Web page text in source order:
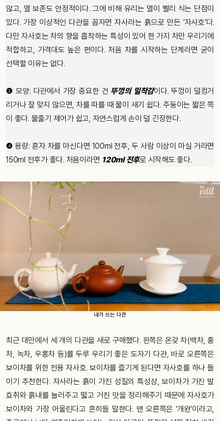
않고, 열 보존도 안정적이다. 그에 비해 유리는 열이 빨리 식는 단점이
있다. 가장 이상적인 다관을 꼽자면 자사라는 흙으로 만든 ‘자사호’다.
다만 자사호는 차의 향을 흡착하는 특성이 있어 한 가지 차만 우리기에
적합하고, 가격대도 높은 편이다. 처음 차를 시작하는 단계라면 굳이
선택할 이유는 없다.
❷ 모양: 다관에서 가장 중요한 건 뚜껑의 밀착감이다. 뚜껑이 덜컹거
리거나 잘 맞지 않으면, 차를 따를 때 물이 새기 쉽다. 주둥이는 짧은 쪽
이 좋다. 물줄기 제어가 쉽고, 자연스럽게 손이 덜 긴장한다.
❸ 용량: 혼자 차를 마신다면 100ml 전후, 두 사람 이상이 마실 거라면
150ml 전후가 좋다. 처음이라면 120ml 전후로 시작해도 좋다.
내가 쓰는 다관
최근 대만에서 세 개의 다관을 새로 구매했다. 왼쪽은 온갖 차(백차, 홍
차, 녹차, 우롱차 등)를 두루 우리기 좋은 도자기 다관, 바로 오른쪽은
보이차를 위한 전용 자사호. 보이차를 즐기게 된다면 자사호를 하나 들
이기 추천한다. 자사라는 흙이 가진 성질의 특성상, 보이차가 가진 발
효취와 흙내를 눌러주고 떫고 거친 맛을 정리해주기 때문에 자사호가
보이차와 가장 어울린다고 흔히들 말한다. 맨 오른쪽은 ‘개완’이라고,